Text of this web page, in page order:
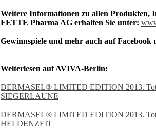
Weitere Informationen zu allen
FETTE Pharma AG erhalten Sie unter:
Gewinnspiele und mehr auch auf Facebook
Weiterlesen auf AVIVA-Berlin:
DERMASEL® LIMITED EDITION 2013.
SIEGERLAUNE
DERMASEL® LIMITED EDITION 2013.
HELDENZEIT